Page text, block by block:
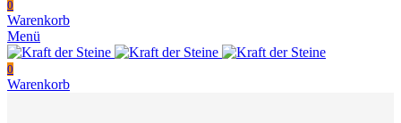
0
Warenkorb
Menü
0
Warenkorb